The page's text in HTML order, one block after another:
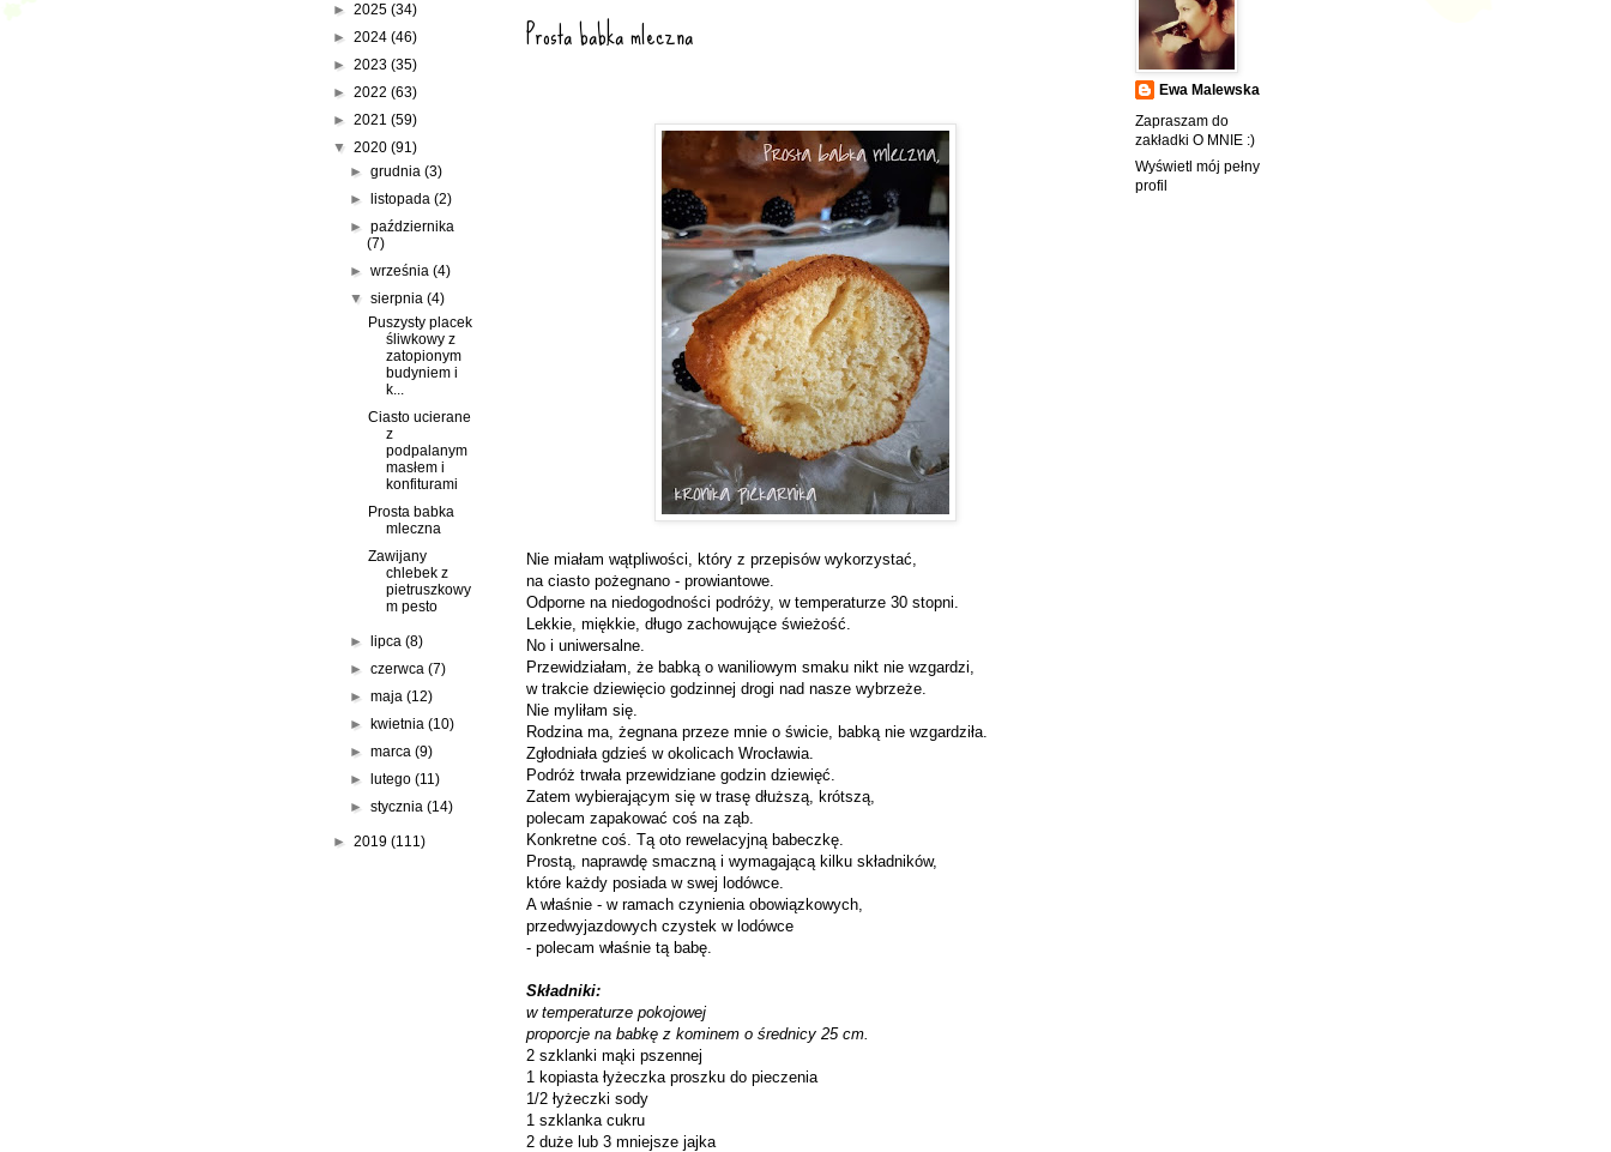
Prosta babka mleczna
Nie miałam wątpliwości, który z przepisów wykorzystać,
na ciasto pożegnano - prowiantowe.
Odporne na niedogodności podróży, w temperaturze 30 stopni.
Lekkie, miękkie, długo zachowujące świeżość.
No i uniwersalne.
Przewidziałam, że babką o waniliowym smaku nikt nie wzgardzi,
w trakcie dziewięcio godzinnej drogi nad nasze wybrzeże.
Nie myliłam się.
Rodzina ma, żegnana przeze mnie o świcie, babką nie wzgardziła.
Zgłodniała gdzieś w okolicach Wrocławia.
Podróż trwała przewidziane godzin dziewięć.
Zatem wybierającym się w trasę dłuższą, krótszą,
polecam zapakować coś na ząb.
Konkretne coś. Tą oto rewelacyjną babeczkę.
Prostą, naprawdę smaczną i wymagającą kilku składników,
które każdy posiada w swej lodówce.
A właśnie - w ramach czynienia obowiązkowych,
przedwyjazdowych czystek w lodówce
- polecam właśnie tą babę.
Składniki:
w temperaturze pokojowej
proporcje na babkę z kominem o średnicy 25 cm.
2 szklanki mąki pszennej
1 kopiasta łyżeczka proszku do pieczenia
1/2 łyżeczki sody
1 szklanka cukru
2 duże lub 3 mniejsze jajka
► 2025 (34)
► 2024 (46)
► 2023 (35)
► 2022 (63)
► 2021 (59)
▼ 2020 (91)
►grudnia(3)
►
listopada(2)
►października
(7)
►września(4)
▼sierpnia(4)
Puszysty placek
śliwkowy z
zatopionym
budyniem i
k...
Ciasto ucierane
z
podpalanym
masłem i
konfiturami
Prosta babka
mleczna
Zawijany
chlebek z
pietruszkowy
m pesto
► lipca(8)
►czerwca(7)
►maja(12)
► kwietnia(10)
►marca(9)
►
lutego(11)
►stycznia(14)
► 2019 (111)
Ewa Malewska
Zapraszam do
zakładki O MNIE :)
Wyświetl mój pełny
profil